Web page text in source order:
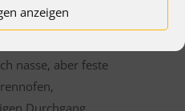
anzeigenStahlküvette,
umgossen.
nasse, aber feste
Durchgang,